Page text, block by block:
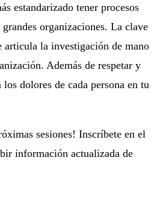
estandarizado tener procesos
organizaciones. La clave
articula la investigación de mano
Además de respetar y
dolores de cada persona en tu
sesiones! Inscríbete en el
información actualizada de